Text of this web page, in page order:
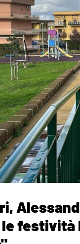
festività